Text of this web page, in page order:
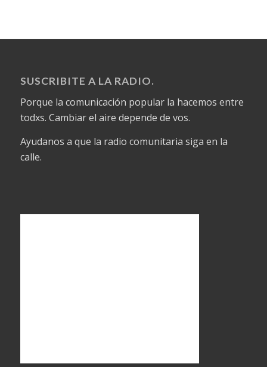
SUSCRIBITE A LA RADIO.
Porque la comunicación popular la hacemos entre
todxs. Cambiar el aire depende de vos.
Ayudanos a que la radio comunitaria siga en la
calle.